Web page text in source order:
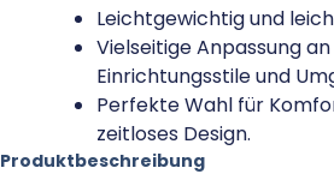
Leichtgewichtig und
Vielseitige Anpassung
Einrichtungsstile und
Perfekte Wahl für
zeitloses Design.
Produktbeschreibung